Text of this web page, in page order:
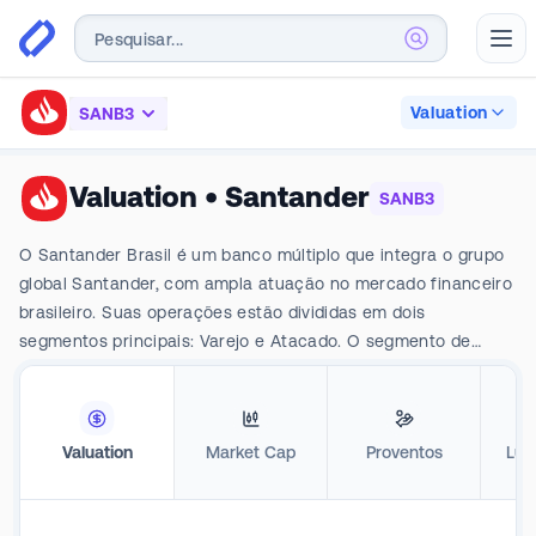
SANB3 Valuation
Valuation • Santander SANB3
O Santander Brasil é um banco múltiplo que integra o grupo
global Santander, com ampla atuação no mercado financeiro
brasileiro. Suas operações estão divididas em dois
segmentos principais: Varejo e Atacado. O segmento de
Varejo atende pessoas físicas e pequenas e médias
produtos e serviços bancários, incluindo diversas linhas de
crédito como consignado, imobiliário e financiamento de
Valuation Market Cap Proventos